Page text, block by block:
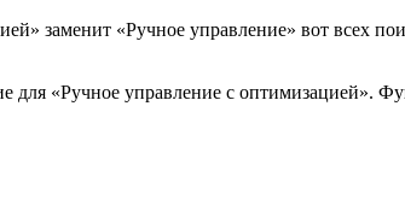
заменит «Ручное управление» вот всех
«Ручное управление с оптимизацией».